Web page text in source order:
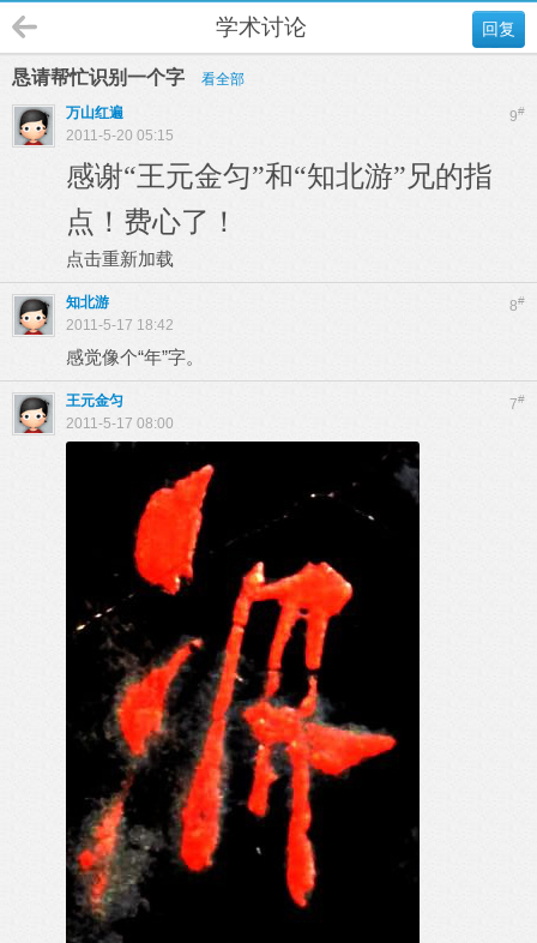
回复
学术讨论
恳请帮忙识别一个字 看全部
9#
万山红遍
2011-5-20 05:15
感谢“王元金匀”和“知北游”兄的指
点！费心了！
点击重新加载
8#
知北游
2011-5-17 18:42
感觉像个“年”字。
7#
王元金匀
2011-5-17 08:00